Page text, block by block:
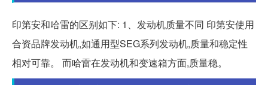
印第安和哈雷的区别如下: 1、发动机质量不同 印第安使用
合资品牌发动机,如通用型SEG系列发动机,质量和稳定性
相对可靠。 而哈雷在发动机和变速箱方面,质量稳。